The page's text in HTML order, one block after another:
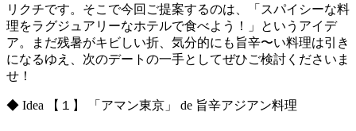
リクチです。そこで今回ご提案するのは、「スパイシーな料
理をラグジュアリーなホテルで食べよう！」というアイデ
ア。まだ残暑がキビしい折、気分的にも旨辛〜い料理は引き
になるゆえ、次のデートの一手としてぜひご検討くださいま
せ！
◆ Idea 【１】 「アマン東京」 de 旨辛アジアン料理